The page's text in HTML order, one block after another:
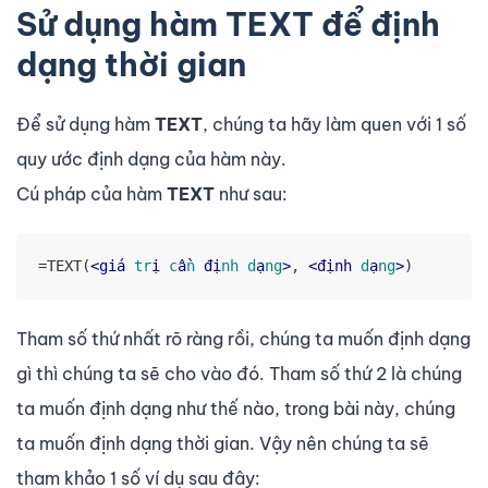
Sử dụng hàm TEXT để định
dạng thời gian
Để sử dụng hàm TEXT, chúng ta hãy làm quen với 1 số
quy ước định dạng của hàm này.
Cú pháp của hàm TEXT như sau:
=TEXT(<giá trị cần đị nh dạng>, <định dạng>)
Tham số thứ nhất rõ ràng rồi, chúng ta muốn định dạng
gì thì chúng ta sẽ cho vào đó. Tham số thứ 2 là chúng
ta muốn định dạng như thế nào, trong bài này, chúng
ta muốn định dạng thời gian. Vậy nên chúng ta sẽ
tham khảo 1 số ví dụ sau đây: